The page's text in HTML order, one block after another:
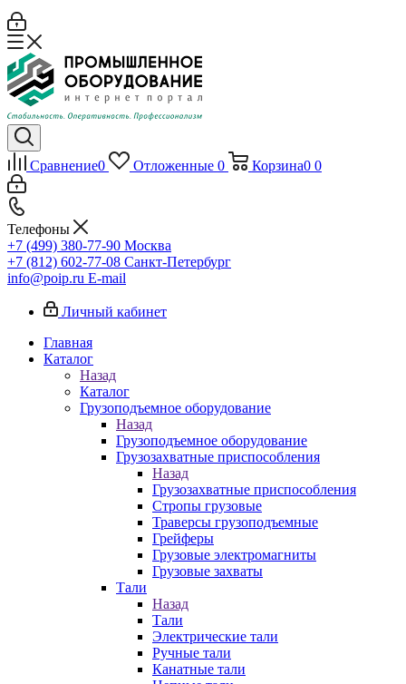
Сравнение0 Отложенные 0 Корзина0 0
Телефоны
+7 (499) 380-77-90 Москва
+7 (812) 602-77-08 Санкт-Петербург
info@poip.ru E-mail
Личный кабинет
Главная
Каталог
Назад
Каталог
Грузоподъемное оборудование
Назад
Грузоподъемное оборудование
Грузозахватные приспособления
Назад
Грузозахватные приспособления
Стропы грузовые
Траверсы грузоподъемные
Грейферы
Грузовые электромагниты
Грузовые захваты
Тали
Назад
Тали
Электрические тали
Ручные тали
Канатные тали